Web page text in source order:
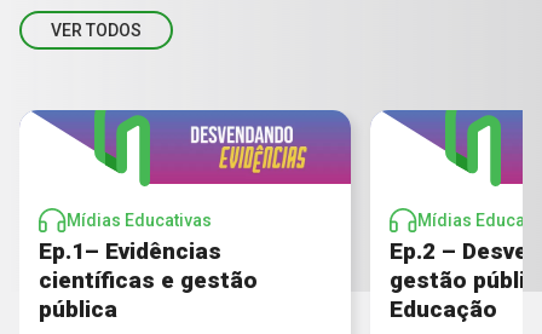
VER TODOS
Mídias Educativas
Ep.1– Evidências
científicas e gestão
pública
Mídias
Ep.2 –
gestão
Educação